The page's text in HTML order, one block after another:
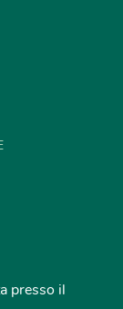
presso il